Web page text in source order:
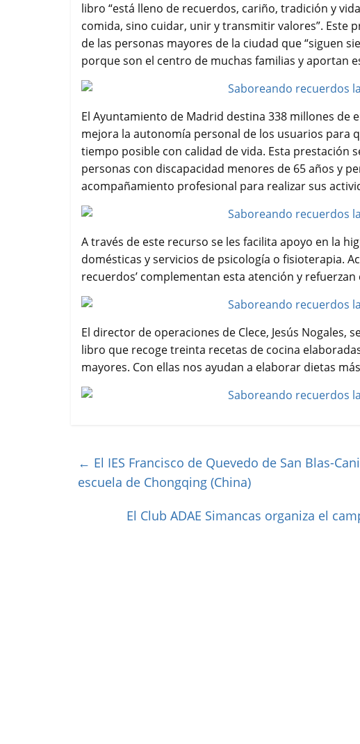
libro “está lleno de recuerdos, cariño, tradición y
comida, sino cuidar, unir y transmitir valores”. Este
de las personas mayores de la ciudad que “siguen
porque son el centro de muchas familias y aportan
El Ayuntamiento de Madrid destina 338 millones de
mejora la autonomía personal de los usuarios para
tiempo posible con calidad de vida. Esta prestación
personas con discapacidad menores de 65 años y
acompañamiento profesional para realizar sus
A través de este recurso se les facilita apoyo en la
domésticas y servicios de psicología o fisioterapia.
recuerdos’ complementan esta atención y
El director de operaciones de Clece, Jesús Nogales,
libro que recoge treinta recetas de cocina
mayores. Con ellas nos ayudan a elaborar dietas
← El IES Francisco de Quevedo de San Blas-
escuela de Chongqing (China)
El Club ADAE Simancas organiza el